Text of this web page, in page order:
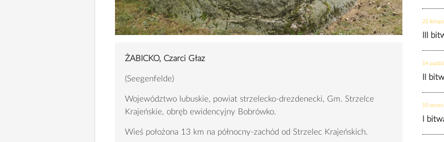
ŻABICKO, Czarci Głaz
(Seegenfelde)
Województwo lubuskie, powiat strzelecko-drezdenecki, Gm. Strzelce
Krajeńskie, obręb ewidencyjny Bobrówko.
Wieś położona 13 km na północny-zachód od Strzelec Krajeńskich.
22
III
14
II
10
I